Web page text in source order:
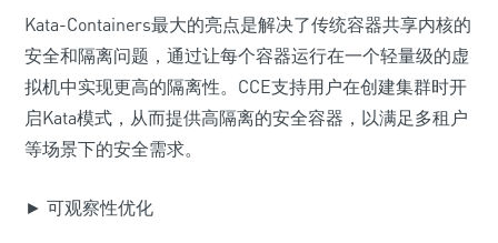
Kata-Containers最大的亮点是解决了传统容器共享内核的
安全和隔离问题，通过让每个容器运行在一个轻量级的虚
拟机中实现更高的隔离性。CCE支持用户在创建集群时开
启Kata模式，从而提供高隔离的安全容器，以满足多租户
等场景下的安全需求。
► 可观察性优化